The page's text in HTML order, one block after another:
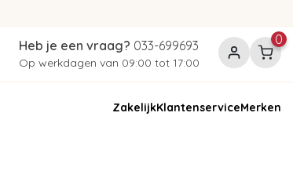
Heb je een vraag? 033-699693
Op werkdagen van 09:00 tot 17:00
0
ZakelijkKlantenserviceMerken